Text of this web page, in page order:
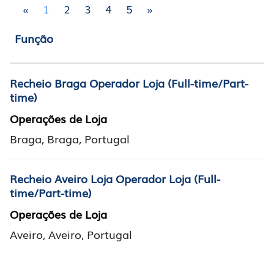
«
1 2 3 4 5
»
Função
Recheio Braga Operador Loja (Full-time/Part-
time)
Operações de Loja
Braga, Braga, Portugal
Recheio Aveiro Loja Operador Loja (Full-
time/Part-time)
Operações de Loja
Aveiro, Aveiro, Portugal